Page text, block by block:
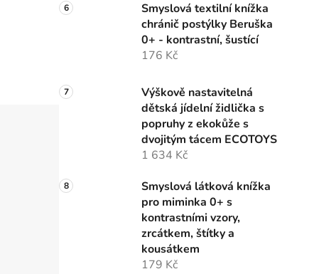
Smyslová textilní knížka
chránič postýlky Beruška
0+ - kontrastní, šustící
176 Kč
Výškově nastavitelná
dětská jídelní židlička s
popruhy z ekokůže s
dvojitým tácem ECOTOYS
1 634 Kč
Smyslová látková knížka
pro miminka 0+ s
kontrastními vzory,
zrcátkem, štítky a
kousátkem
179 Kč